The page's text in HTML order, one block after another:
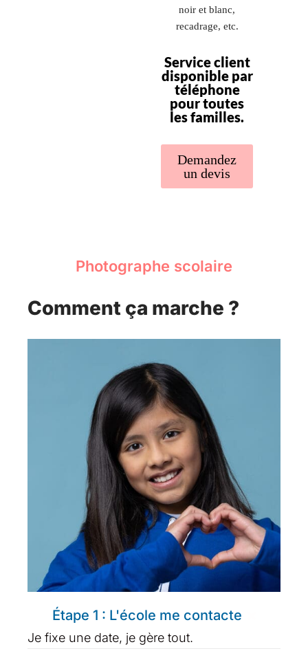
noir et blanc,
recadrage, etc.
Service client
disponible par
téléphone
pour toutes
les familles.
Demandez
un devis
Photographe scolaire
Comment ça marche ?
Étape 1 : L'école me contacte
Je fixe une date, je gère tout.